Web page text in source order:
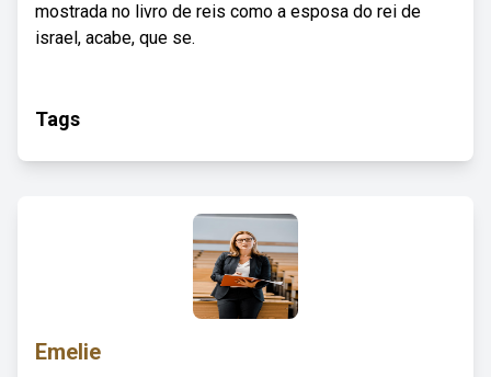
mostrada no livro de reis como a esposa do rei de
israel, acabe, que se.
Tags
Emelie